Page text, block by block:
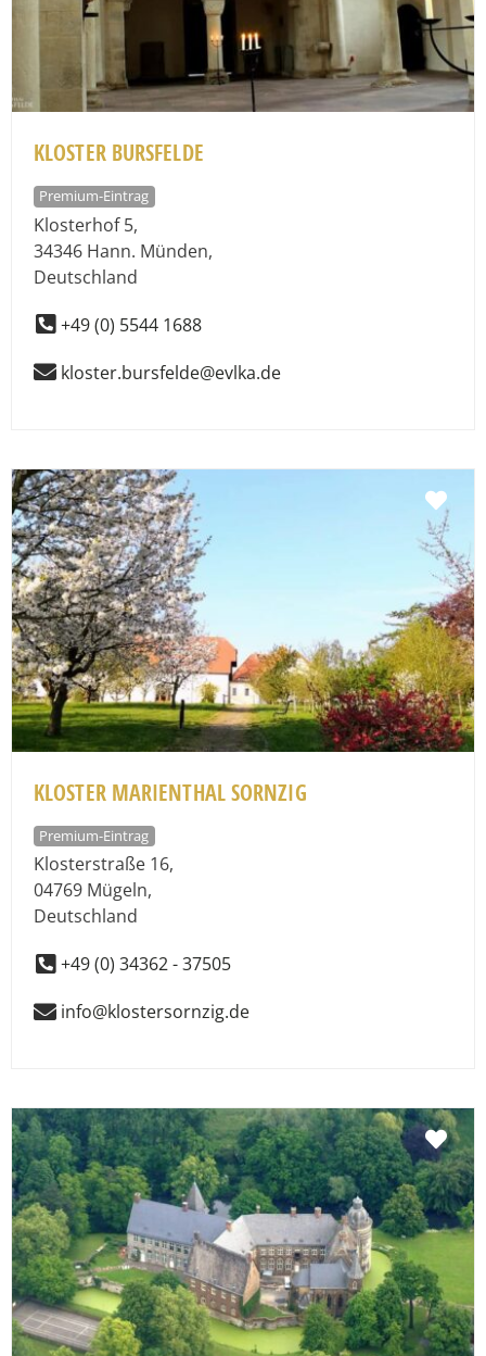
KLOSTER BURSFELDE
Premium-Eintrag
Klosterhof 5,
34346 Hann. Münden,
Deutschland
+49 (0) 5544 1688
kloster.bursfelde@evlka.de
KLOSTER MARIENTHAL SORNZIG
Premium-Eintrag
Klosterstraße 16,
04769 Mügeln,
Deutschland
+49 (0) 34362 - 37505
info@klostersornzig.de